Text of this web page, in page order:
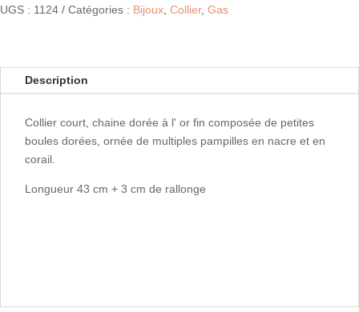
UGS : 1124 Catégories : Bijoux Collier, Gas
Description
Collier court, chaine dorée à l' or fin composée de petites
boules dorées, ornée de multiples pampilles en nacre et en
corail.
Longueur 43 cm + 3 cm de rallonge